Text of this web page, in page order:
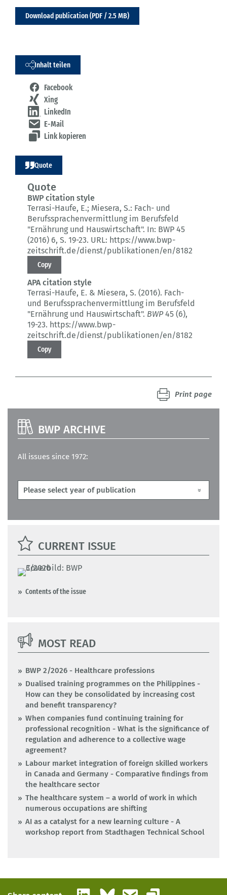
Download publication (PDF / 2.5 MB)
Inhalt teilen
Facebook
Xing
LinkedIn
E-Mail
Link kopieren
Quote
Quote
BWP citation style
Terrasi-Haufe, E.; Miesera, S.: Fach- und
Berufssprachenvermittlung im Berufsfeld
"Ernährung und Hauswirtschaft". In: BWP 45
(2016) 6, S. 19-23. URL: https://www.bwp-
zeitschrift.de/dienst/publikationen/en/8182
Copy
APA citation style
Terrasi-Haufe, E. & Miesera, S. (2016). Fach-
und Berufssprachenvermittlung im Berufsfeld
"Ernährung und Hauswirtschaft". BWP45 (6),
19-23. https://www.bwp-
zeitschrift.de/dienst/publikationen/en/8182
Copy
Print page
BWP ARCHIVE
All issues since 1972:
CURRENT ISSUE
Contents of the issue
MOST READ
BWP 2/2026 - Healthcare professions
Dualised training programmes on the Philippines -
How can they be consolidated by increasing cost
and benefit transparency?
When companies fund continuing training for
professional recognition - What is the significance of
regulation and adherence to a collective wage
agreement?
Labour market integration of foreign skilled workers
in Canada and Germany - Comparative findings from
the healthcare sector
The healthcare system – a world of work in which
numerous occupations are shifting
AI as a catalyst for a new learning culture - A
workshop report from Stadthagen Technical School
LinkedInBlueskyEmail